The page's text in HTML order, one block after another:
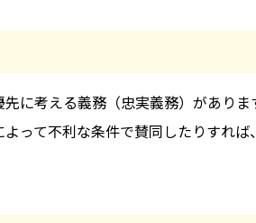
に考える義務（忠実義務）がありま
て不利な条件で賛同したりすれば